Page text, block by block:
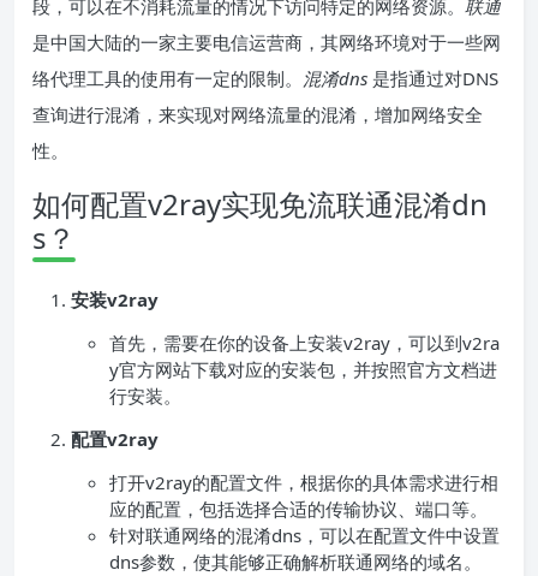
段，可以在不消耗流量的情况下访问特定的网络资源。 联通
是中国大陆的一家主要电信运营商，其网络环境对于一些网
络代理工具的使用有一定的限制。 混淆dns 是指通过对DNS
查询进行混淆，来实现对网络流量的混淆，增加网络安全
性。
如何配置v2ray实现免流联通混淆dn
s？
安装v2ray
首先，需要在你的设备上安装v2ray，可以到v2ra
y官方网站下载对应的安装包，并按照官方文档进
行安装。
配置v2ray
打开v2ray的配置文件，根据你的具体需求进行相
应的配置，包括选择合适的传输协议、端口等。
针对联通网络的混淆dns，可以在配置文件中设置
dns参数，使其能够正确解析联通网络的域名。